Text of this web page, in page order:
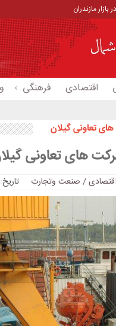
مازندران
اقتصادی فرهنگی
اقتصادی / صنعت وتجارت تاریخ: 11:54 ::